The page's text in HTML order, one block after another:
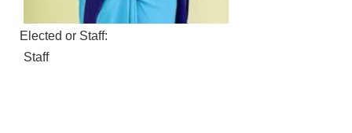
Elected or Staff:
Staff